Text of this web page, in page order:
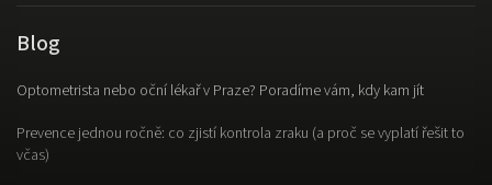
Blog
Optometrista nebo oční lékař v Praze? Poradíme vám, kdy kam jít
Prevence jednou ročně: co zjistí kontrola zraku (a proč se vyplatí řešit to
včas)